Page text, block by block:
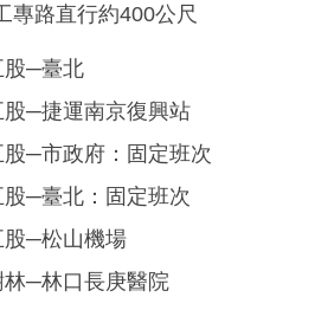
專路直行約400公尺
股─臺北
─捷運南京復興站
─市政府：固定班次
─臺北：固定班次
股─松山機場
─林口長庚醫院